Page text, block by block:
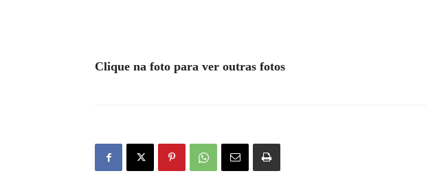
Clique na foto para ver outras fotos